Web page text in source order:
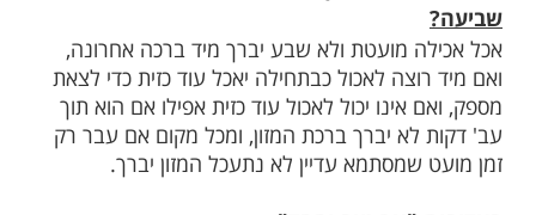
לברך אם אכל ושבע?
יכול לברך כל זמן שאינו מתחיל להיות רעב,
ואינו יודע אם מתחיל להיות רעב, יותר טוב
כזית, ואם אין באפשרותו לאכול עוד כזית
המזון[ילקו"י קפד].